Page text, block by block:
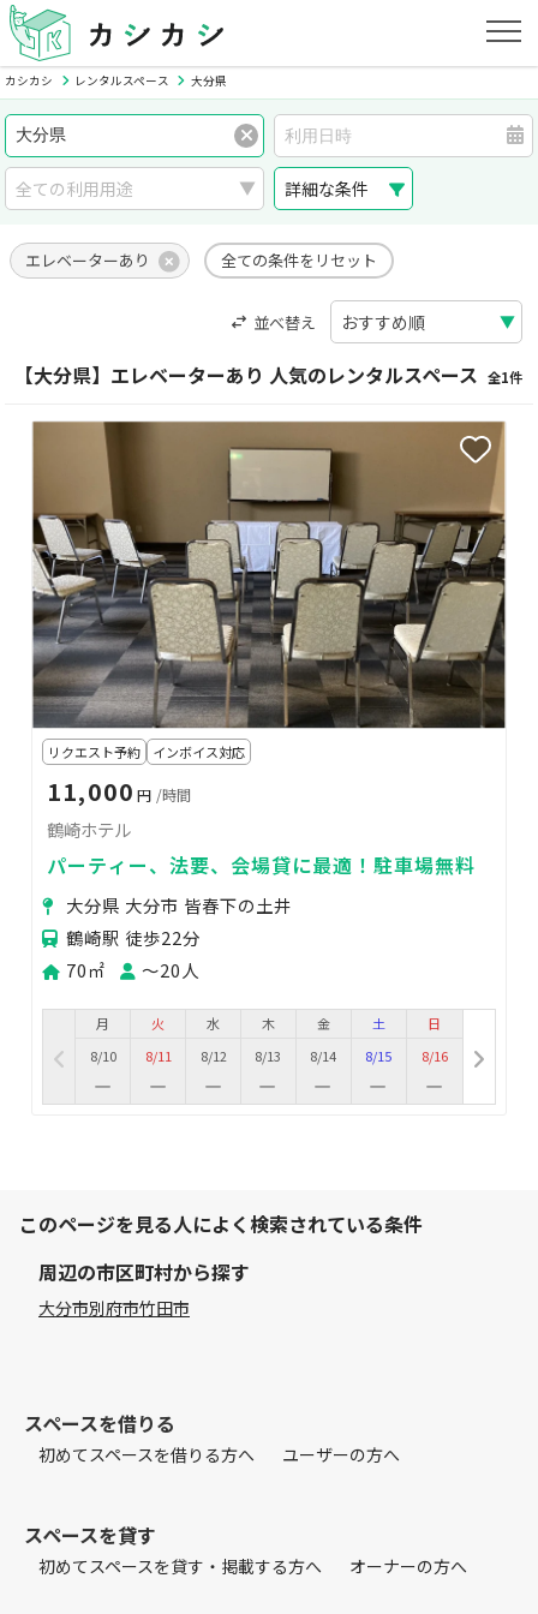
カシカシ レンタルスペース 大分県
詳細な条件
エレベーターあり 全ての条件をリセット
並べ替え
【大分県】エレベーターあり 人気のレンタルスペース 全1件
リクエスト予約 インボイス対応
11,000 円 /時間
鶴崎ホテル
パーティー、法要、会場貸に最適！駐車場無料
大分県 大分市 皆春下の土井
鶴崎駅 徒歩22分
70㎡
〜20人
月
8/10
火
8/11
水
8/12
木
8/13
金
8/14
土
8/15
日
8/16
このページを見る人によく検索されている条件
周辺の市区町村から探す
大分市別府市竹田市
スペースを借りる
初めてスペースを借りる方へ ユーザーの方へ
スペースを貸す
初めてスペースを貸す・掲載する方へ オーナーの方へ